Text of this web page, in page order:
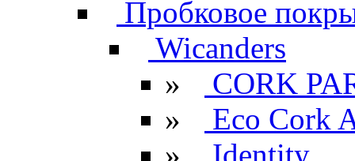
Пробковое
Wicanders
»
CORK
»
Eco Cork
»
Identity